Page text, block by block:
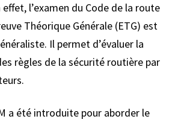
l’examen du Code de la route
Théorique Générale (ETG) est
Il permet d’évaluer la
règles de la sécurité routière par
a été introduite pour aborder le